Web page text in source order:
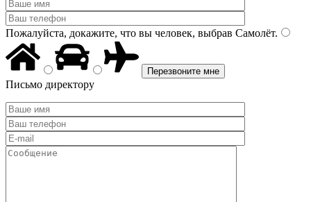
Пожалуйста, докажите, что вы человек, выбрав Самолёт.
Письмо директору